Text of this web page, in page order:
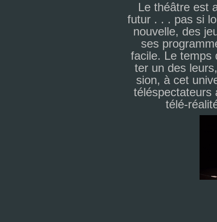
Le théâ­tre est
futur . . . pas si
nou­velle, des
ses
facile. Le temps
ter un des
sion, à cet
télé­spec­ta­teurs
télé-